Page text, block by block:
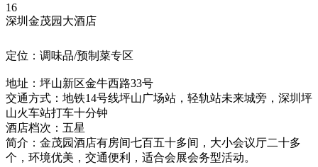
16
深圳金茂园大酒店
定位：调味品/预制菜专区
地址：坪山新区金牛西路33号
交通方式：地铁14号线坪山广场站，轻轨站未来城旁，深圳坪
山火车站打车十分钟
酒店档次：五星
简介：金茂园酒店有房间七百五十多间，大小会议厅二十多
个，环境优美，交通便利，适合会展会务型活动。